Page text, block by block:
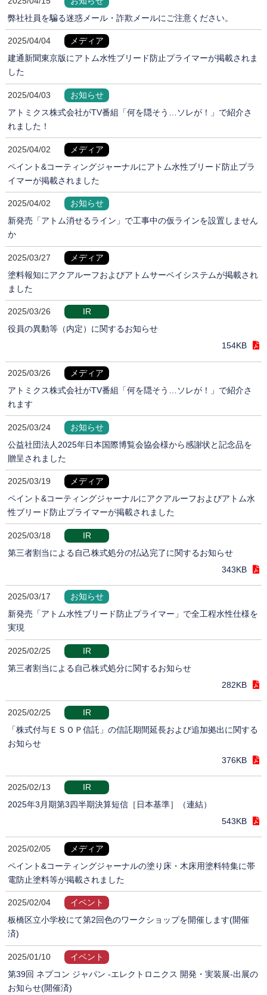
弊社社員を騙る迷惑メール・詐欺メールにご注意ください。
2025/04/04
メディア
建通新聞東京版にアトム水性ブリード防止プライマーが掲載されま
した
2025/04/03
お知らせ
アトミクス株式会社がTV番組「何を隠そう…ソレが！」で紹介さ
れました！
2025/04/02
メディア
ペイント&コーティングジャーナルにアトム水性ブリード防止プラ
イマーが掲載されました
2025/04/02
お知らせ
新発売「アトム消せるライン」で工事中の仮ラインを設置しません
か
2025/03/27
メディア
塗料報知にアクアルーフおよびアトムサーベイシステムが掲載され
ました
2025/03/26
IR
役員の異動等（内定）に関するお知らせ
154KB
2025/03/26
メディア
アトミクス株式会社がTV番組「何を隠そう…ソレが！」で紹介さ
れます
2025/03/24
お知らせ
公益社団法人2025年日本国際博覧会協会様から感謝状と記念品を
贈呈されました
2025/03/19
メディア
ペイント&コーティングジャーナルにアクアルーフおよびアトム水
性ブリード防止プライマーが掲載されました
2025/03/18
IR
第三者割当による自己株式処分の払込完了に関するお知らせ
343KB
2025/03/17
お知らせ
新発売「アトム水性ブリード防止プライマー」で全工程水性仕様を
実現
2025/02/25
IR
第三者割当による自己株式処分に関するお知らせ
282KB
2025/02/25
IR
「株式付与ＥＳＯＰ信託」の信託期間延長および追加拠出に関する
お知らせ
376KB
2025/02/13
IR
2025年3月期第3四半期決算短信［日本基準］（連結）
543KB
2025/02/05
メディア
ペイント&コーティングジャーナルの塗り床・木床用塗料特集に帯
電防止塗料等が掲載されました
2025/02/04
イベント
板橋区立小学校にて第2回色のワークショップを開催します(開催
済)
2025/01/10
イベント
第39回 ネプコン ジャパン -エレクトロニクス 開発・実装展-出展の
お知らせ(開催済)